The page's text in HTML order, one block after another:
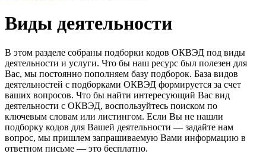
Виды деятельности
В этом разделе собраны подборки кодов ОКВЭД под виды
деятельности и услуги. Что бы наш ресурс был полезен для
Вас, мы постоянно пополняем базу подборок. База видов
деятельностей с подборками ОКВЭД формируется за счет
ваших вопросов. Что бы найти интересующий Вас вид
деятельности с ОКВЭД, воспользуйтесь поиском по
ключевым словам или листингом. Если Вы не нашли
подборку кодов для Вашей деятельности — задайте нам
вопрос, мы пришлем запрашиваемую Вами информацию в
ответном письме — это бесплатно.